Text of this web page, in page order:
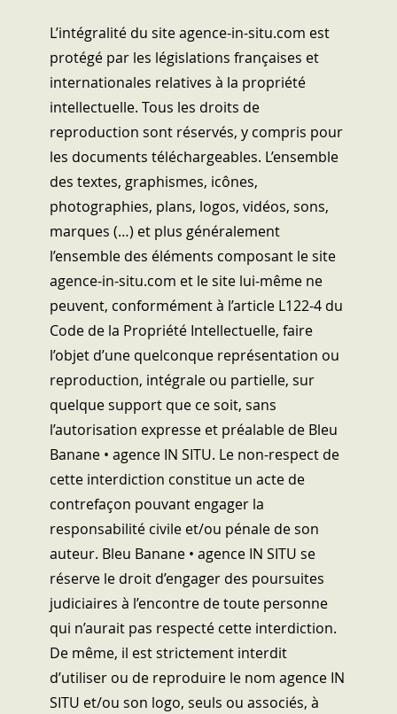
L’intégralité du site agence-in-situ.com est
protégé par les législations françaises et
internationales relatives à la propriété
intellectuelle. Tous les droits de
reproduction sont réservés, y compris pour
les documents téléchargeables. L’ensemble
des textes, graphismes, icônes,
photographies, plans, logos, vidéos, sons,
marques (…) et plus généralement
l’ensemble des éléments composant le site
agence-in-situ.com et le site lui-même ne
peuvent, conformément à l’article L122-4 du
Code de la Propriété Intellectuelle, faire
l’objet d’une quelconque représentation ou
reproduction, intégrale ou partielle, sur
quelque support que ce soit, sans
l’autorisation expresse et préalable de Bleu
Banane • agence IN SITU. Le non-respect de
cette interdiction constitue un acte de
contrefaçon pouvant engager la
responsabilité civile et/ou pénale de son
auteur. Bleu Banane • agence IN SITU se
réserve le droit d’engager des poursuites
judiciaires à l’encontre de toute personne
qui n’aurait pas respecté cette interdiction.
De même, il est strictement interdit
d’utiliser ou de reproduire le nom agence IN
SITU et/ou son logo, seuls ou associés, à